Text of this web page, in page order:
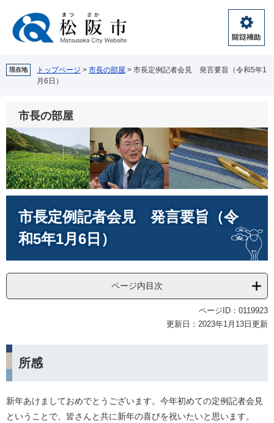
文
へ
閲
覧
助
現在地 トップページ > 市長の部屋 > 市長定例記者会見 発言要旨（令和5年1
月6日）
市長の部屋
市長定例記者会見 発言要旨（令
和5年1月6日）
ページ内目次
ページID：0119923
更新日：2023年1月13日更新
所感
新年あけましておめでとうございます。今年初めての定例記者会見
ということで、皆さんと共に新年の喜びを祝いたいと思います。